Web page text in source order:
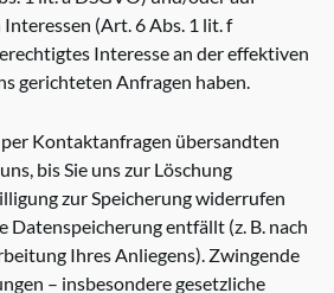
(Art. 6 Abs. 1 lit. f
Interesse an der effektiven
gerichteten Anfragen haben.
Kontaktanfragen übersandten
bis Sie uns zur Löschung
zur Speicherung widerrufen
Datenspeicherung entfällt (z. B. nach
Ihres Anliegens). Zwingende
– insbesondere gesetzliche